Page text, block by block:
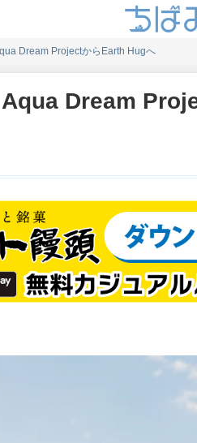
Dream ProjectからEarth Hugへ
Aqua Dream